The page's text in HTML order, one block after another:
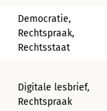
Democratie,
Rechtspraak,
Rechtsstaat
Digitale lesbrief,
Rechtspraak